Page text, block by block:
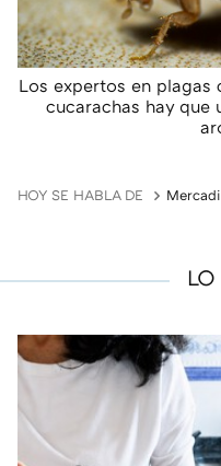
Los expertos en plagas
cucarachas hay que
HOY SE HABLA DE